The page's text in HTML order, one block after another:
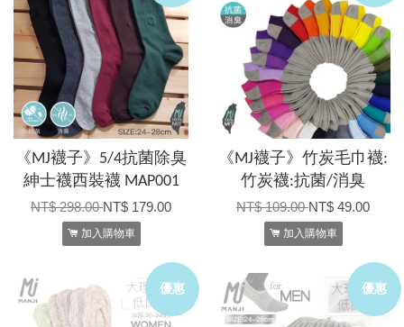
《MJ襪子》5/4抗菌除臭
紳士襪西裝襪 MAP001
NT$ 298.00NT$ 179.00
加入購物車
《MJ襪子》竹炭毛巾襪:
竹炭襪:抗菌/消臭
NT$ 109.00NT$ 49.00
加入購物車
優惠 優惠